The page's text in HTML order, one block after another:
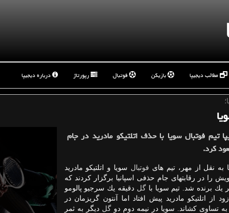
مطالب دیجیپا بازیکن فوتبال رپورتاژ درباره دیجیپا
تیم فوتبال سویا با حذف اتلتیكو مادرید در جام
كرد.
به نقل از مهر، تیم های فوتبال سویا و اتلتیكو مادرید
را در رقابتهای جام حذفی اسپانیا برگزار كردند كه
گل دقیقه یك سرجیو پالومو
از اتلتیكو مادرید پیش افتاد اما آنتون گریزمان در
گل دیگر به ثمر